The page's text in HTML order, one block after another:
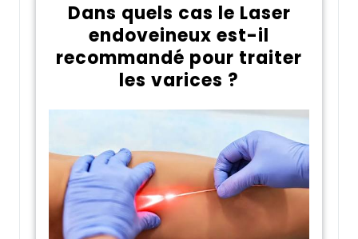
Dans quels cas le Laser
endoveineux est-il
recommandé pour traiter
les varices ?